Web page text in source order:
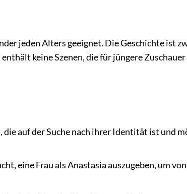
jeden Alters geeignet. Die Geschichte ist
keine Szenen, die für jüngere
die auf der Suche nach ihrer Identität ist und
eine Frau als Anastasia auszugeben, um